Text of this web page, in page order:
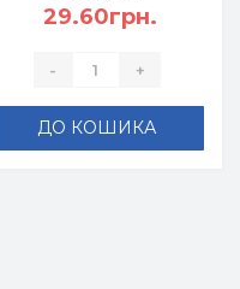
29.60грн.
- +
ДО КОШИКА